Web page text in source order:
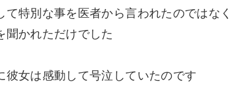
て特別な事を医者から言われたのではな
聞かれただけでした
彼女は感動して号泣していたのです